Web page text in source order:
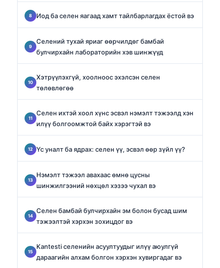
Иод ба селен яагаад хамт тайлбарлагдах ёстой вэ
Селений тухай яриаг өөрчилдөг бамбай
булчирхайн лабораторийн хэв шинжүүд
Хэтрүүлэхгүй, хоолноос эхэлсэн селен
төлөвлөгөө
Селен ихтэй хоол хүнс эсвэл нэмэлт тэжээлд хэн
илүү болгоомжтой байх хэрэгтэй вэ
Үс уналт ба ядрах: селен үү, эсвэл өөр зүйл үү?
Нэмэлт тэжээл авахаас өмнө цусны
шинжилгээний нөхцөл хэзээ чухал вэ
Селен бамбай булчирхайн эм болон бусад шим
тэжээлтэй хэрхэн зохицдог вэ
Kantesti селенийн асуултуудыг илүү аюулгүй
дараагийн алхам болгон хэрхэн хувиргадаг вэ